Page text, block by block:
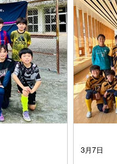
もとても素直で、よ
めて出会った1年生
っていて、その時は
たね 人数が減った
連れて、また少しず
きっと、みんなが楽
仲間を大切にしてい
たからだと コーチは
同じ世代に生まれ
きました 本来なら
ない17人が、サッカ
良いチームになりま
んついて
撃でも守
とみんな
疲れ様で
3月7日